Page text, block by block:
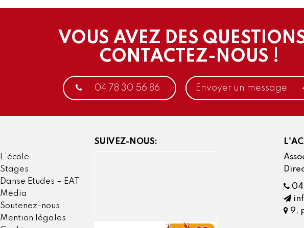
VOUS AVEZ DES
CONTACTEZ-NOUS !
04 78 30 56 86 Envoyer un message
L’école.
Stages
Danse Etudes – EAT
Média
Soutenez-nous
Mention légales
SUIVEZ-NOUS:
9,